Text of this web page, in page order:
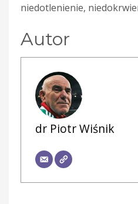
niedotlenienie,
Autor
dr Piotr Wiśnik